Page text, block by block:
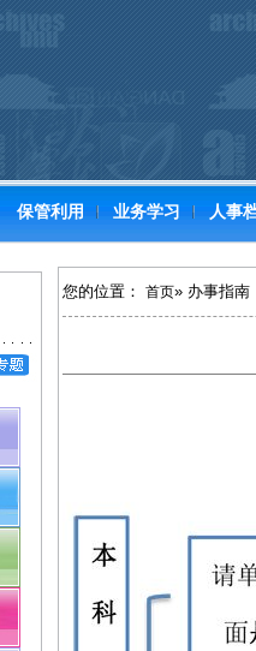
保管利用 业务学习 人事
您的位置： 首页» 办事指南